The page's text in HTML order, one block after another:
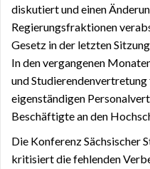
diskutiert und einen
Regierungsfraktionen
Gesetz in der letzten
In den vergangenen
und
eigenständigen
Beschäftigte an den
Die Konferenz Sächsischer
kritisiert die fehlenden